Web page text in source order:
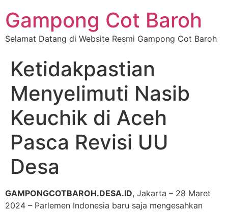
Gampong Cot Baroh
Selamat Datang di Website Resmi Gampong Cot Baroh
Ketidakpastian
Menyelimuti Nasib
Keuchik di Aceh
Pasca Revisi UU
Desa
GAMPONGCOTBAROH.DESA.ID, Jakarta – 28 Maret
2024 – Parlemen Indonesia baru saja mengesahkan